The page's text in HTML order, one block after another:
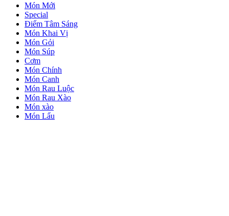
Món Mới
Special
Điếm Tâm Sáng
Món Khai Vị
Món Gỏi
Món Súp
Cơm
Món Chính
Món Canh
Món Rau Luộc
Món Rau Xào
Món xào
Món Lẩu